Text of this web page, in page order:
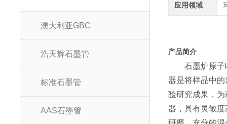
澳大利亚GBC
浩天辉石墨管
标准石墨管
AAS石墨管
应用领域
产品简介
石墨炉原
器是将样品中
验研究成果，
器，具有灵敏